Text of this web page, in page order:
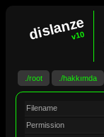
dislanze
v10
./root ./hakkımda
Filename
Permission